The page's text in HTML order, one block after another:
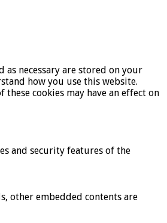
necessary are stored on your
how you use this website.
cookies may have an effect on
and security features of the
other embedded contents are